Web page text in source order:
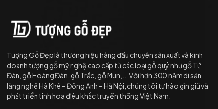
Tượng Gỗ Đẹp là thương hiệu hàng đầu chuyên sản xuất và kinh
doanh tượng gỗ mỹ nghệ cao cấp từ các loại gỗ quý như gỗ Tử
Đàn, gỗ Hoàng Đàn, gỗ Trắc, gỗ Mun,... Với hơn 300 năm di sản
làng nghề Hà Khê – Đông Anh – Hà Nội, chúng tôi tự hào gìn giữ và
phát triển tinh hoa điêu khắc truyền thống Việt Nam.